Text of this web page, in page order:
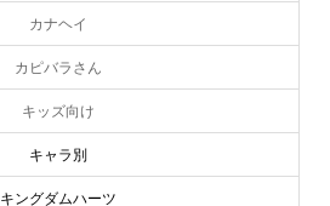
カナヘイ
カピバラさん
キッズ向け
キャラ別
キングダムハーツ